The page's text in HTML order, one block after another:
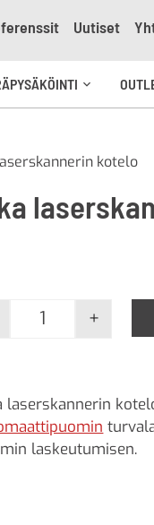
Uutiset
kotelo
Elka +
laserskannerin
laskeutumisen.